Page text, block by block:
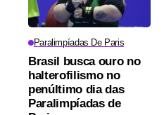
Paralimpíadas De Paris
Brasil busca ouro no
halterofilismo no
penúltimo dia das
Paralimpíadas de